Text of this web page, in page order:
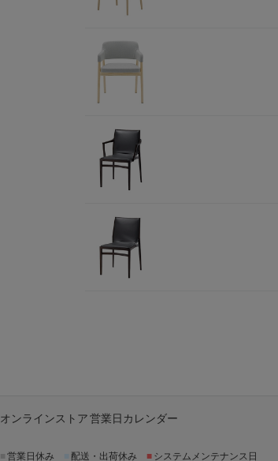
オンラインストア 営業日カレンダー
営業日休み 配送・出荷休み ■ システムメンテナンス日